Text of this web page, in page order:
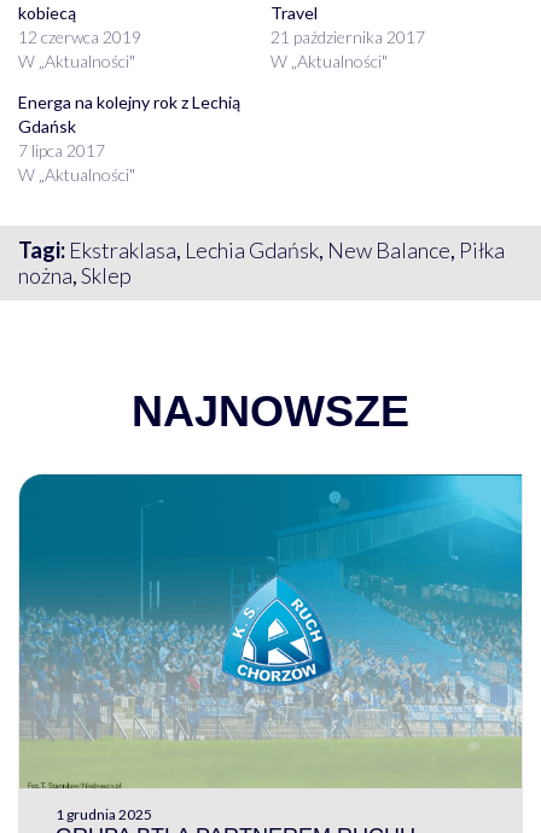
kobiecą
12 czerwca 2019
W „Aktualności"
Travel
21 października 2017
W „Aktualności"
Energa na kolejny rok z Lechią
Gdańsk
7 lipca 2017
W „Aktualności"
Tagi: Ekstraklasa, Lechia Gdańsk, New Balance, Piłka
nożna,Sklep
NAJNOWSZE
1 grudnia 2025